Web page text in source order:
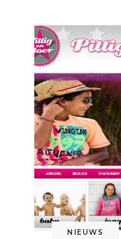
NIEUWS